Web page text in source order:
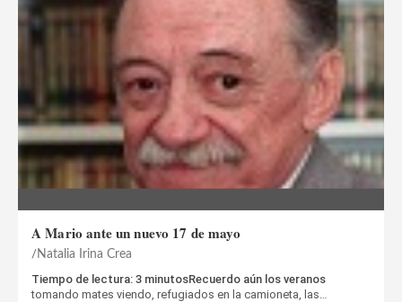
A Mario ante un nuevo 17 de mayo
Natalia Irina Crea
Tiempo de lectura: 3 minutosRecuerdo aún los veranos
tomando mates viendo, refugiados en la camioneta, las…